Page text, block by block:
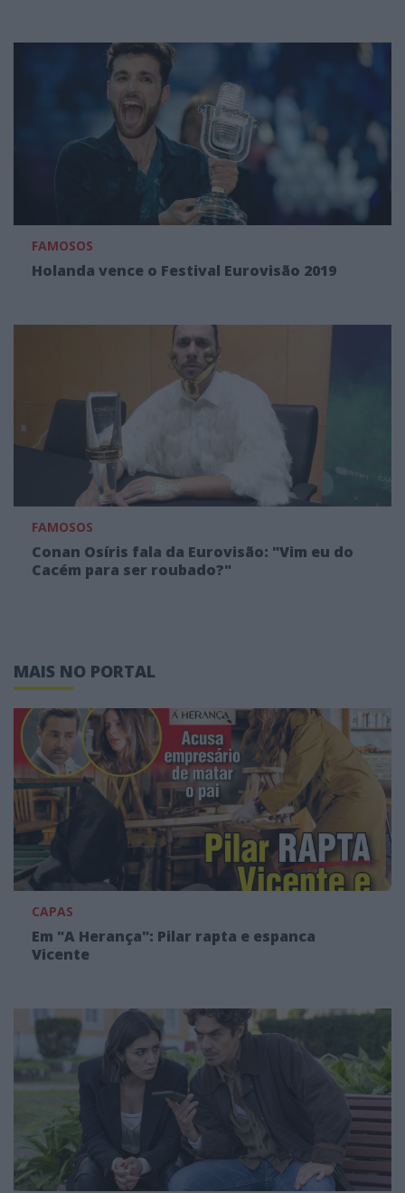
FAMOSOS
Holanda vence o Festival Eurovisão 2019
FAMOSOS
Conan Osíris fala da Eurovisão: "Vim eu do
Cacém para ser roubado?"
MAIS NO PORTAL
CAPAS
Em "A Herança": Pilar rapta e espanca
Vicente